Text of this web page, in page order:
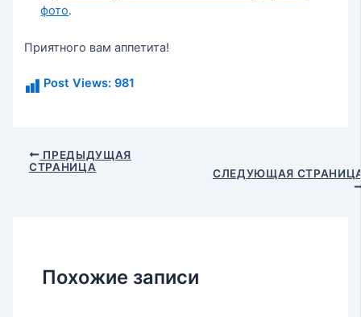
фото.
Приятного вам аппетита!
Post Views: 981
Навигация
ПРЕДЫДУЩАЯ
СТРАНИЦА
СЛЕДУЮЩАЯ
Похожие записи